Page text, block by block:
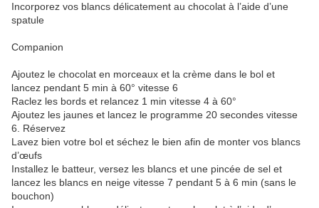
Incorporez vos blancs délicatement au chocolat à l’aide d’une
spatule
Companion
Ajoutez le chocolat en morceaux et la crème dans le bol et
lancez pendant 5 min à 60° vitesse 6
Raclez les bords et relancez 1 min vitesse 4 à 60°
Ajoutez les jaunes et lancez le programme 20 secondes vitesse
6. Réservez
Lavez bien votre bol et séchez le bien afin de monter vos blancs
d’œufs
Installez le batteur, versez les blancs et une pincée de sel et
lancez les blancs en neige vitesse 7 pendant 5 à 6 min (sans le
bouchon)